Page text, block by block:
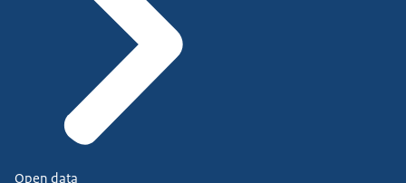
Open data